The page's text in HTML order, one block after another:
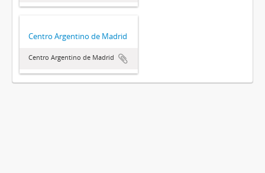
Centro Argentino de Madrid
Centro Argentino de Madrid